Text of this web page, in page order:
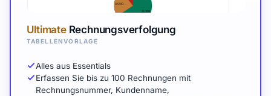
UltimateRechnungsverfolgung
TABELLENVORLAGE
Alles aus Essentials
Erfassen Sie bis zu 100 Rechnungen mit
Rechnungsnummer, Kundenname,